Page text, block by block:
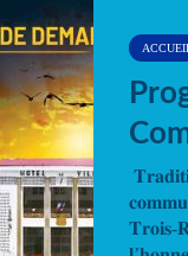
𝐓𝐫𝐨𝐢𝐬-